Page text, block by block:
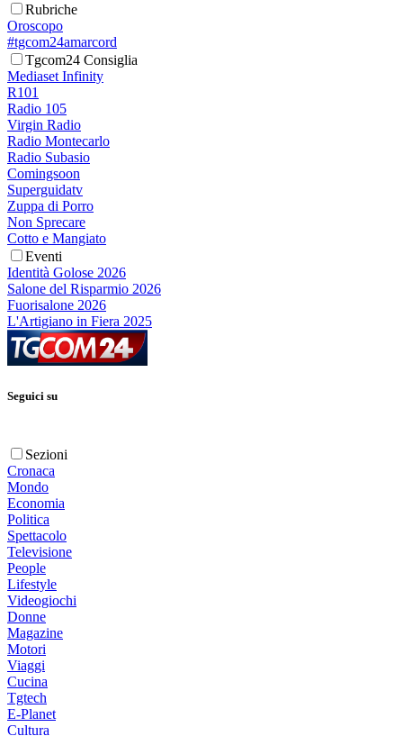
Rubriche
Oroscopo
#tgcom24amarcord
Tgcom24 Consiglia
Mediaset Infinity
R101
Radio 105
Virgin Radio
Radio Montecarlo
Radio Subasio
Comingsoon
Superguidatv
Zuppa di Porro
Non Sprecare
Cotto e Mangiato
Eventi
Identità Golose 2026
Salone del Risparmio 2026
Fuorisalone 2026
L'Artigiano in Fiera 2025
Seguici su
Sezioni
Cronaca
Mondo
Economia
Politica
Spettacolo
Televisione
People
Lifestyle
Videogiochi
Donne
Magazine
Motori
Viaggi
Cucina
Tgtech
E-Planet
Cultura